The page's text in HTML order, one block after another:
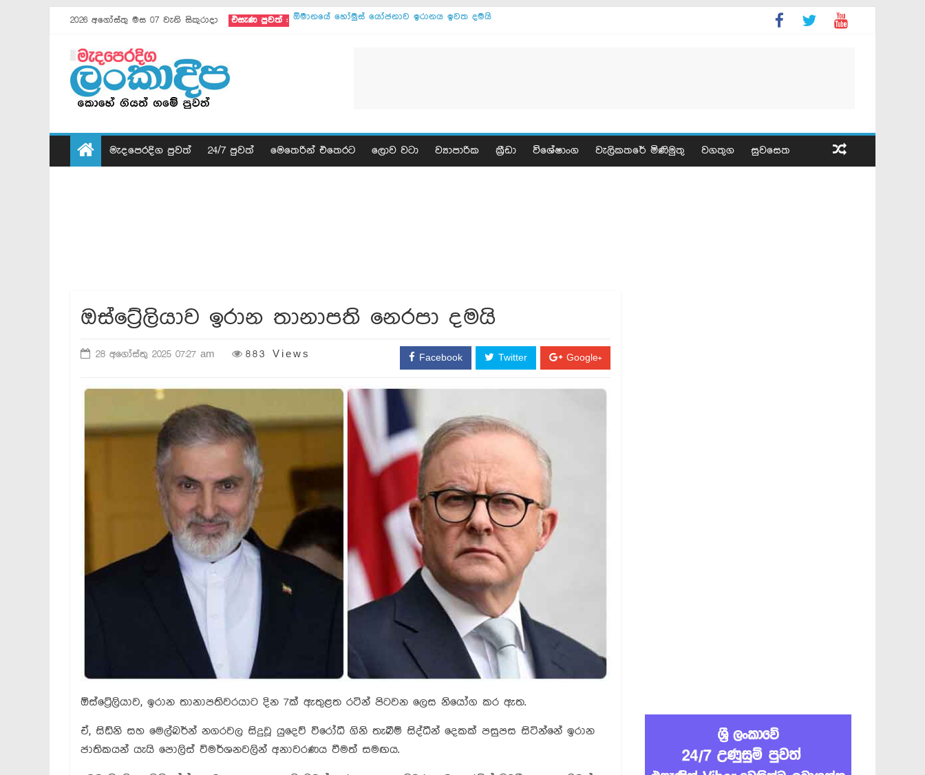
2026 අගෝස්තු මස 07 වැනි සිකුරාදා එසැණ පුවත් : ඕමානයේ හෝමුස් යෝජනාව ඉරානය ඉවත දමයි
පුටින් ඉරාන නාවික හමුදාව වර්ණනා කරයි
මැදපෙරදිග පුවත් 24/7 පුවත් මෙතෙරින් එතෙරට ලොව වටා ව්‍යාපාරික ක්‍රීඩා විශේෂාංග වැලිකතරේ මිණිමුතු වගතුග සුවසෙත
ඔස්ට්‍රේලියාව ඉරාන තානාපති නෙරපා දමයි
28 අගෝස්තු 2025 07:27 am 883 Views Facebook Twitter Google+
ඕස්ට්‍රේලියාව, ඉරාන තානාපතිවරයාට දින 7ක් ඇතුළත රටින් පිටවන ලෙස නියෝග කර ඇත.
ඒ, සිඩ්නි සහ මෙල්බර්න් නගරවල සිදුවූ යුදෙව් විරෝධී ගිනි තැබීම් සිද්ධීන් දෙකක් පසුපස සිටින්නේ ඉරාන
ජාතිකයන් යැයි පොලිස් විමර්ශනවලින් අනාවරණය වීමත් සමඟය.